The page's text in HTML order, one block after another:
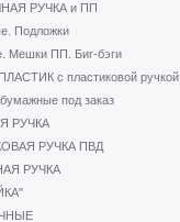
РУЧКА и ПП
Подложки
Мешки ПП. Биг-бэги
с пластиковой ручкой
под заказ
РУЧКА
РУЧКА ПВД
РУЧКА